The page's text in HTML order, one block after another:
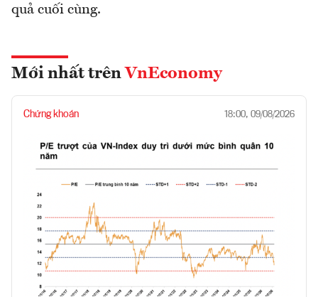
quả cuối cùng.
Mới nhất trên VnEconomy
Chứng khoán 18:00, 09/08/2026